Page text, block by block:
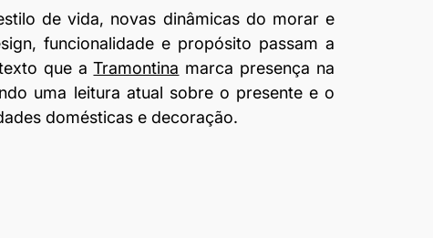
de vida, novas dinâmicas do morar e
funcionalidade e propósito passam a
que a Tramontina marca presença na
uma leitura atual sobre o presente e o
domésticas e decoração.